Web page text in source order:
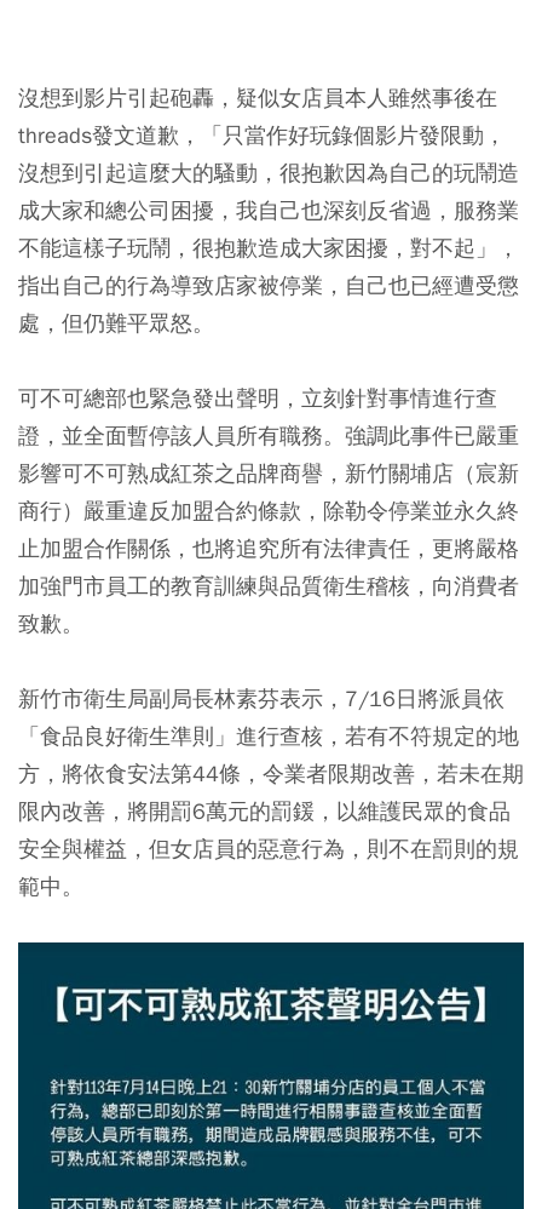
沒想到影片引起砲轟，疑似女店員本人雖然事後在
threads發文道歉，「只當作好玩錄個影片發限動，
沒想到引起這麼大的騷動，很抱歉因為自己的玩鬧造
成大家和總公司困擾，我自己也深刻反省過，服務業
不能這樣子玩鬧，很抱歉造成大家困擾，對不起」，
指出自己的行為導致店家被停業，自己也已經遭受懲
處，但仍難平眾怒。
可不可總部也緊急發出聲明，立刻針對事情進行查
證，並全面暫停該人員所有職務。強調此事件已嚴重
影響可不可熟成紅茶之品牌商譽，新竹關埔店（宸新
商行）嚴重違反加盟合約條款，除勒令停業並永久終
止加盟合作關係，也將追究所有法律責任，更將嚴格
加強門市員工的教育訓練與品質衛生稽核，向消費者
致歉。
新竹市衛生局副局長林素芬表示，7/16日將派員依
「食品良好衛生準則」進行查核，若有不符規定的地
方，將依食安法第44條，令業者限期改善，若未在期
限內改善，將開罰6萬元的罰鍰，以維護民眾的食品
安全與權益，但女店員的惡意行為，則不在罰則的規
範中。